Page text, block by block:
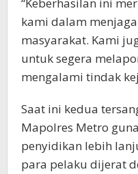
“Keberhasilan ini
kami dalam
masyarakat. Kami
untuk segera
mengalami tindak
Saat ini kedua
Mapolres Metro
penyidikan lebih
para pelaku dijerat